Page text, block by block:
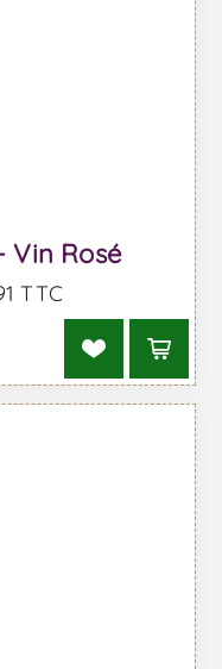
Vin Rosé
TTC